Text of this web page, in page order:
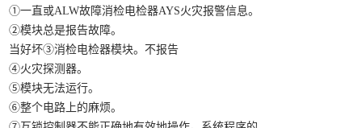
①一直或ALW故障消检电检器AYS火灾报警信息。
②模块总是报告故障。
当好坏③消检电检器模块。不报告
④火灾探测器。
⑤模块无法运行。
⑥整个电路上的麻烦。